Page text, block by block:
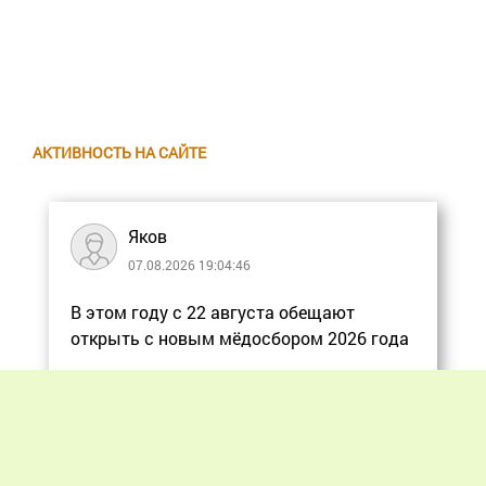
АКТИВНОСТЬ НА САЙТЕ
Яков
07.08.2026 19:04:46
В этом году с 22 августа обещают
открыть с новым мёдосбором 2026 года